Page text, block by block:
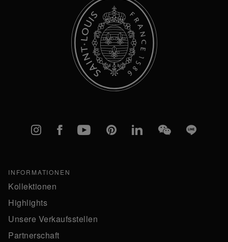
Instagram
FacebookYouTubePinterestlinkedInWeChatLine
INFORMATIONEN
Kollektionen
Highlights
Unsere Verkaufsstellen
Partnerschaft